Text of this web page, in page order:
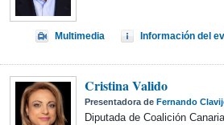
Multimedia Información del
Cristina Valido
Presentadora de Fernando
Diputada de Coalición